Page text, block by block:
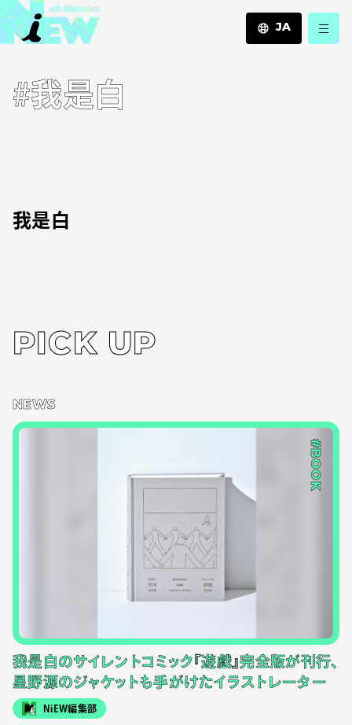
JA
#我是白
我是白
PICK UP
NEWS
#BOOK
我是白のサイレントコミック『遊戯』完全版が刊行、
星野源のジャケットも手がけたイラストレーター
NiEW編集部